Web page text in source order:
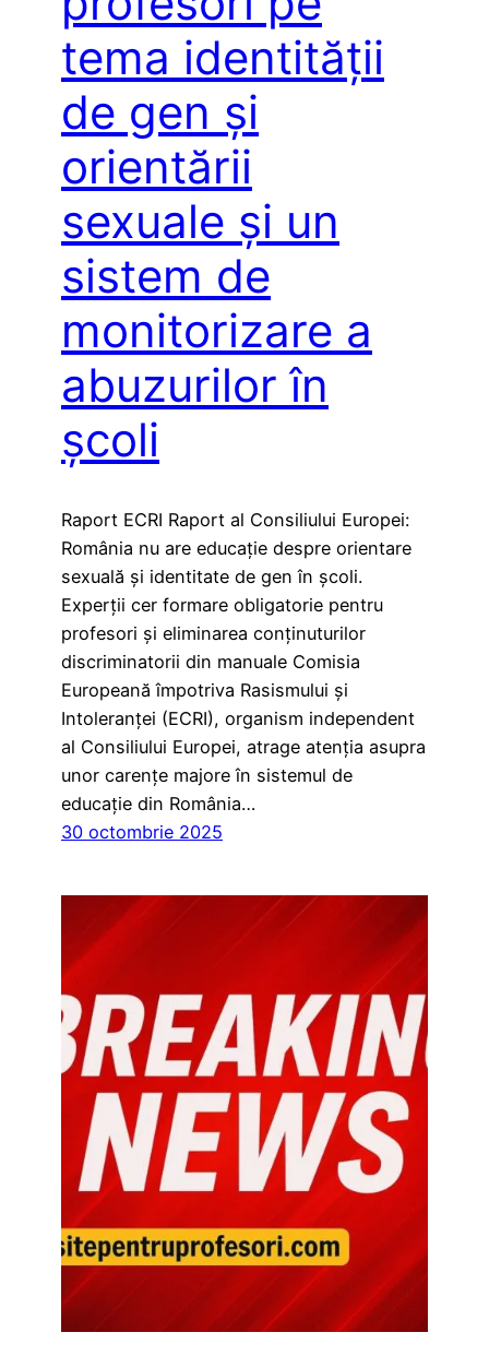
tema identității
de gen și
orientării
sexuale și un
sistem de
monitorizare a
abuzurilor în
școli
Raport ECRI Raport al Consiliului Europei:
România nu are educație despre orientare
sexuală și identitate de gen în școli.
Experții cer formare obligatorie pentru
profesori și eliminarea conținuturilor
discriminatorii din manuale Comisia
Europeană împotriva Rasismului și
Intoleranței (ECRI), organism independent
al Consiliului Europei, atrage atenția asupra
unor carențe majore în sistemul de
educație din România…
30 octombrie 2025